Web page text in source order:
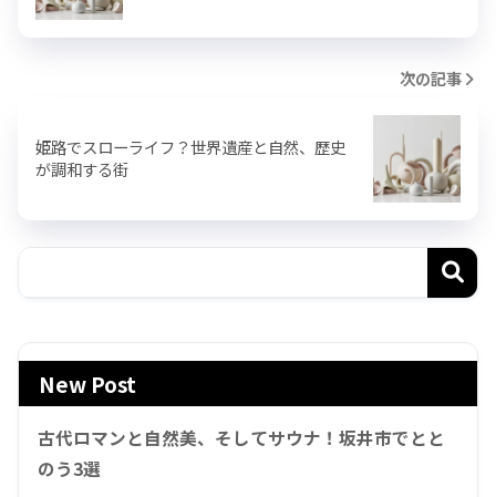
次の記事
姫路でスローライフ？世界遺産と自然、歴史
が調和する街
New Post
古代ロマンと自然美、そしてサウナ！坂井市でとと
のう3選